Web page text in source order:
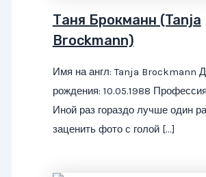
Таня Брокманн (Tanja
Brockmann)
Имя на англ: Tanja Brockmann
рождения: 10.05.1988
Иной раз гораздо лучше один
заценить фото с голой […]